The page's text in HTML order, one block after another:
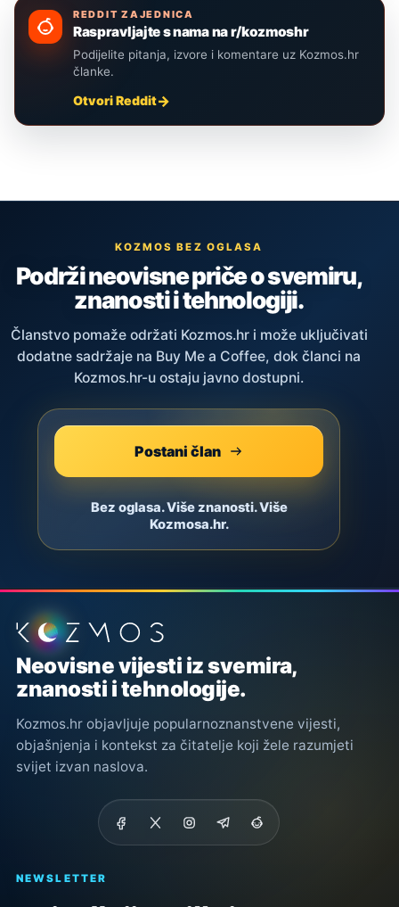
REDDIT ZAJEDNICA
Raspravljajte s nama na r/kozmoshr
Podijelite pitanja, izvore i komentare uz Kozmos.hr
članke.
Otvori Reddit
KOZMOS BEZ OGLASA
Podrži neovisne priče o svemiru,
znanosti i tehnologiji.
Članstvo pomaže održati Kozmos.hr i može uključivati
dodatne sadržaje na Buy Me a Coffee, dok članci na
Kozmos.hr-u ostaju javno dostupni.
Postani član
Bez oglasa. Više znanosti. Više
Kozmosa.hr.
Podnožje stranice
Neovisne vijesti iz svemira,
znanosti i tehnologije.
Kozmos.hr objavljuje popularnoznanstvene vijesti,
objašnjenja i kontekst za čitatelje koji žele razumjeti
svijet izvan naslova.
NEWSLETTER